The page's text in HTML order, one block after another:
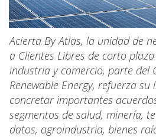
Acierta By Atlas, la unidad de
a Clientes Libres de corto
industria y comercio, parte del
Renewable Energy, refuerza su
concretar importantes
segmentos de salud, minería,
datos, agroindustria, bienes